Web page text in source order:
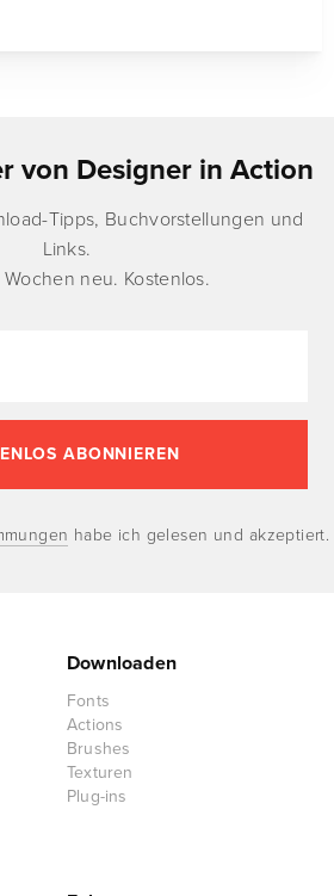
von Designer in Action
Tipps, Buchvorstellungen und
Links.
neu. Kostenlos.
habe ich gelesen und akzeptiert.
Downloaden
Fonts
Actions
Brushes
Texturen
Plug-ins